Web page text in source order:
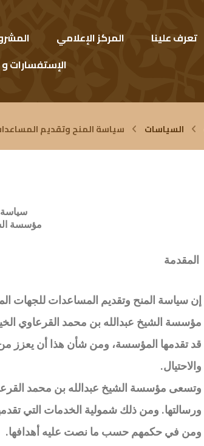
تعرف علينا المركز الإعلامي
الإستفسارات
السياسات سياسة المنح وتقديم
سياسة
مؤسسة
المقدمة
إن سياسة المنح وتقديم المساعدات للجهات
مؤسسة الشيخ عبدالله بن محمد القرعاوي
قد تقدمها المؤسسة، ومن شأن هذا أن يعزز
والاحتيال.
وتسعى مؤسسة الشيخ عبدالله بن محمد
ورسالتها. ومن ذلك شمولية الخدمات التي
ومن في حكمهم حسب ما نصت عليه أهدافها.